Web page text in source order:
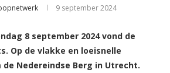
9 september 2024
8 september 2024 vond de
Op de vlakke en loeisnelle
Nedereindse Berg in Utrecht.